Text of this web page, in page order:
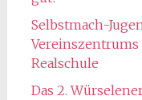
Selbstmach-
Realschule
Das 2.